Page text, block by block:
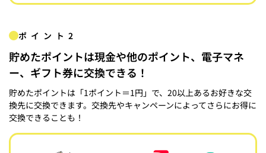
ポイント2
貯めたポイントは現金や他のポイント、電子マネ
ー、ギフト券に交換できる！
貯めたポイントは「1ポイント＝1円」で、20以上あるお好きな交
換先に交換できます。交換先やキャンペーンによってさらにお得に
交換できることも！